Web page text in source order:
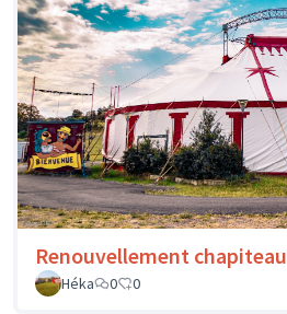
Renouvellement chapiteau
Héka
0 0